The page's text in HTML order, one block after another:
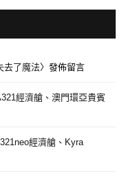
去了魔法〉發佈留言
經濟艙、澳門環亞貴賓
經濟艙、Kyra